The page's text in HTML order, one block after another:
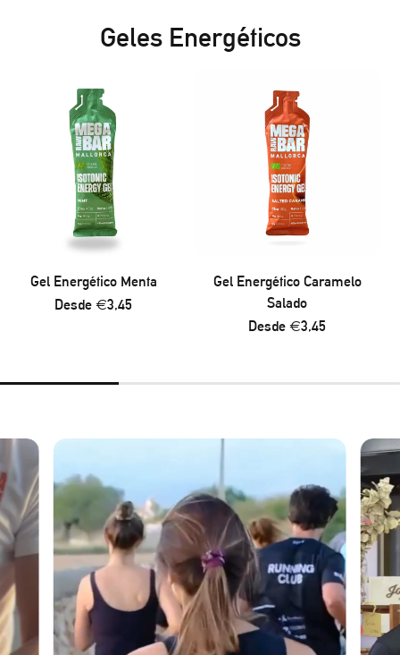
Geles Energéticos
Gel Energético Menta
Precio
Desde €3,45
Gel Energético Caramelo
Salado
Precio
Desde €3,45